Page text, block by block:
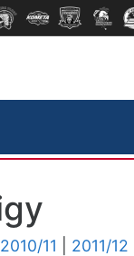
2010/11 2011/12